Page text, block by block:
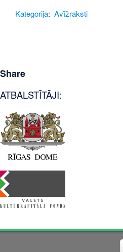
Kategorija: Avīžraksti
Share
ATBALSTĪTĀJI: